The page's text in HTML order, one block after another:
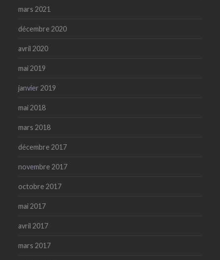
mars 2021
décembre 2020
avril 2020
mai 2019
janvier 2019
mai 2018
mars 2018
décembre 2017
novembre 2017
octobre 2017
mai 2017
avril 2017
mars 2017